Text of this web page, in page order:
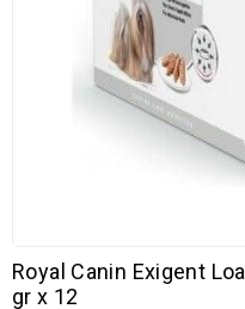
Royal Canin Exigent
gr x 12